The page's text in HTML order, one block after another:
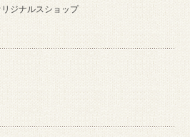
ジナルスショップ